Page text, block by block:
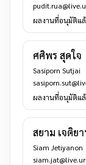
ผลงานที่อนุมัติแล้
ศศิพร สุดใจ
Sasiporn Sutjai
ผลงานที่อนุมัติแล้
สยาม เจติย
Siam Jetiyanon